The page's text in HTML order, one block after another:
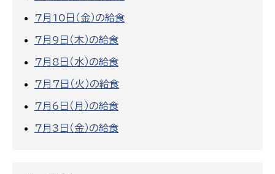
7月10日（金）の給食
7月9日（木）の給食
7月8日（水）の給食
7月7日（火）の給食
7月6日（月）の給食
7月3日（金）の給食